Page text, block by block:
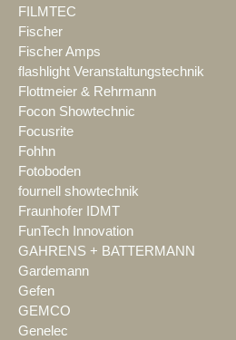
FILMTEC
Fischer
Fischer Amps
flashlight Veranstaltungstechnik
Flottmeier & Rehrmann
Focon Showtechnic
Focusrite
Fohhn
Fotoboden
fournell showtechnik
Fraunhofer IDMT
FunTech Innovation
GAHRENS + BATTERMANN
Gardemann
Gefen
GEMCO
Genelec